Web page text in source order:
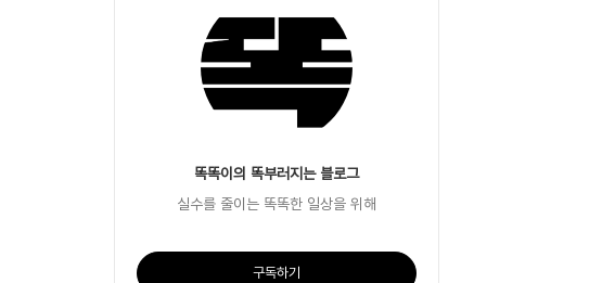
똑똑이의 똑부러지는 블로그
실수를 줄이는 똑똑한 일상을 위해
구독하기